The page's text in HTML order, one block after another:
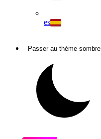
es
Passer au thème sombre